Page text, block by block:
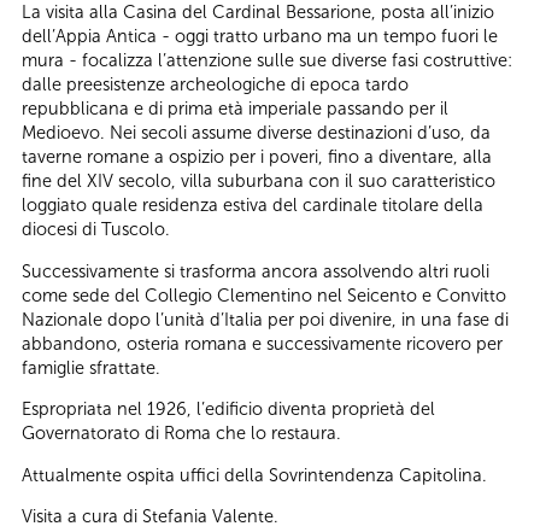
La visita alla Casina del Cardinal Bessarione, posta all’inizio
dell’Appia Antica - oggi tratto urbano ma un tempo fuori le
mura - focalizza l’attenzione sulle sue diverse fasi costruttive:
dalle preesistenze archeologiche di epoca tardo
repubblicana e di prima età imperiale passando per il
Medioevo. Nei secoli assume diverse destinazioni d’uso, da
taverne romane a ospizio per i poveri, fino a diventare, alla
fine del XIV secolo, villa suburbana con il suo caratteristico
loggiato quale residenza estiva del cardinale titolare della
diocesi di Tuscolo.
Successivamente si trasforma ancora assolvendo altri ruoli
come sede del Collegio Clementino nel Seicento e Convitto
Nazionale dopo l’unità d’Italia per poi divenire, in una fase di
abbandono, osteria romana e successivamente ricovero per
famiglie sfrattate.
Espropriata nel 1926, l’edificio diventa proprietà del
Governatorato di Roma che lo restaura.
Attualmente ospita uffici della Sovrintendenza Capitolina.
Visita a cura di Stefania Valente.